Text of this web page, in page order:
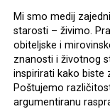
Mi smo medij
starosti – živimo.
obiteljske i
znanosti i životnog
inspirirati kako biste
Poštujemo
argumentiranu